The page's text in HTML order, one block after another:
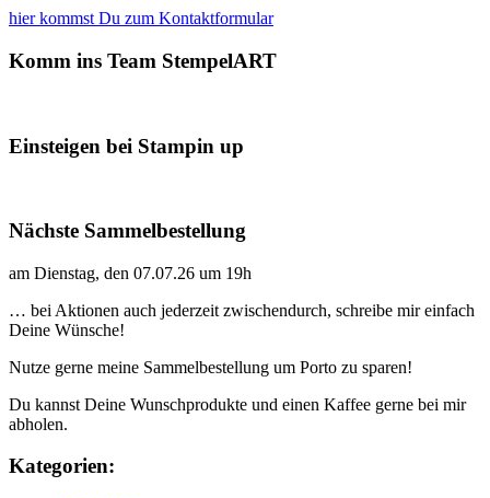
hier kommst Du zum Kontaktformular
Komm ins Team StempelART
Einsteigen bei Stampin up
Nächste Sammelbestellung
am Dienstag, den 07.07.26 um 19h
… bei Aktionen auch jederzeit zwischendurch, schreibe mir einfach
Deine Wünsche!
Nutze gerne meine Sammelbestellung um Porto zu sparen!
Du kannst Deine Wunschprodukte und einen Kaffee gerne bei mir
abholen.
Kategorien: